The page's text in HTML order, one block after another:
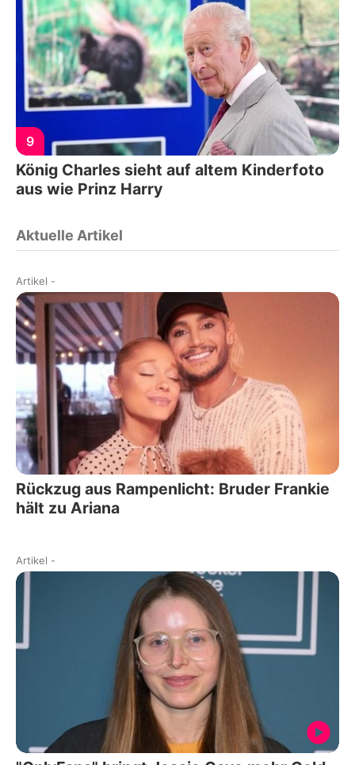
9
König Charles sieht auf altem Kinderfoto
aus wie Prinz Harry
Aktuelle Artikel
Artikel -
Rückzug aus Rampenlicht: Bruder Frankie
hält zu Ariana
Artikel -